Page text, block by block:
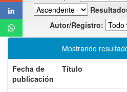
Autor/Registro:
Mostrando
Fecha de
publicación
Título